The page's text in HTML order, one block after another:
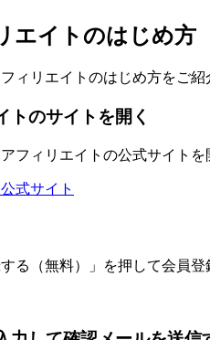
エイトのはじめ方
ィリエイトのはじめ方をご紹
トのサイトを開く
フィリエイトの公式サイトを
式サイト
る（無料）」を押して会員登